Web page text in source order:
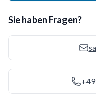
Sie haben Fragen?